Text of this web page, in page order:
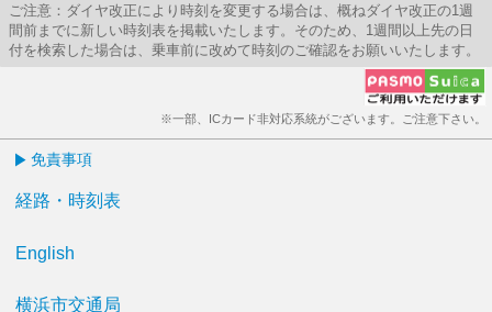
ご注意：ダイヤ改正により時刻を変更する場合は、概ねダイヤ改正の1週
間前までに新しい時刻表を掲載いたします。そのため、1週間以上先の日
付を検索した場合は、乗車前に改めて時刻のご確認をお願いいたします。
※一部、ICカード非対応系統がございます。ご注意下さい。
免責事項
経路・時刻表
English
横浜市交通局